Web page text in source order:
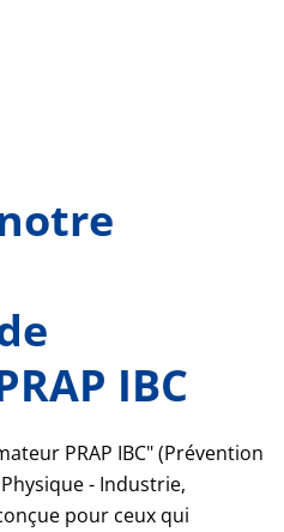
IBC
PRAP IBC" (Prévention
- Industrie,
pour ceux qui